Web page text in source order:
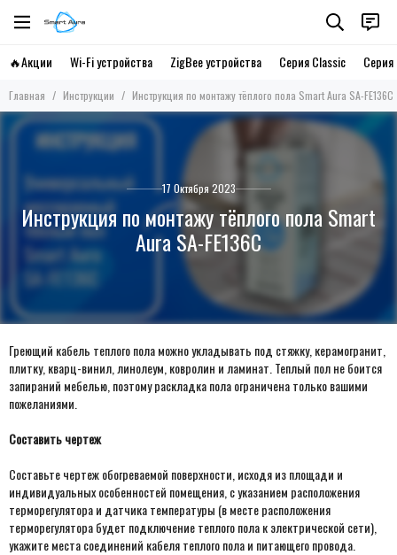
🔥Акции Wi-Fi устройства ZigBee устройства Серия Classic Серия
Главная Инструкции Инструкция по монтажу тёплого пола Smart Aura SA-FE136C
17 Октября 2023
Инструкция по монтажу тёплого пола Smart
Aura SA-FE136C
Греющий кабель теплого пола можно укладывать под стяжку, керамогранит,
плитку, кварц-винил, линолеум, ковролин и ламинат. Теплый пол не боится
запираний мебелью, поэтому раскладка пола ограничена только вашими
пожеланиями.
Составить чертеж
Составьте чертеж обогреваемой поверхности, исходя из площади и
индивидуальных особенностей помещения, с указанием расположения
терморегулятора и датчика температуры (в месте расположения
терморегулятора будет подключение теплого пола к электрической сети),
укажите места соединений кабеля теплого пола и питающего провода.